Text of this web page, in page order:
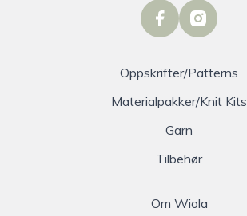
facebookinstagram
Oppskrifter/Patterns
Materialpakker/Knit Kits
Garn
Tilbehør
Om Wiola